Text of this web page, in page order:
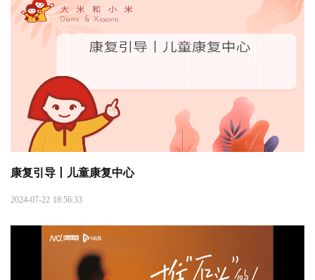
康复引导丨儿童康复中心
2024-07-22 18:56:33